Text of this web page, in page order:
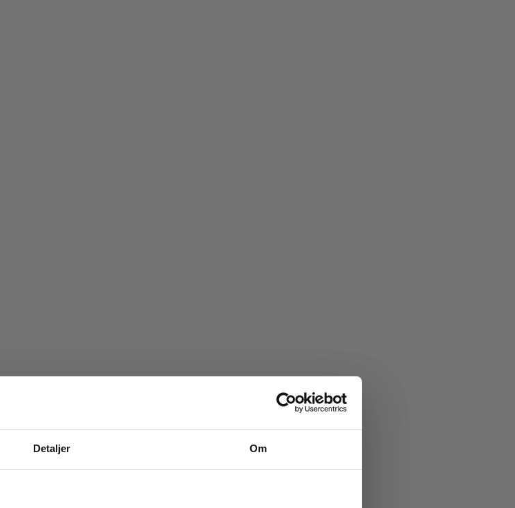
Detaljer Om
Spar 20% på dit første køb
Bliv medlem af Indbo Møblers kundeklub!